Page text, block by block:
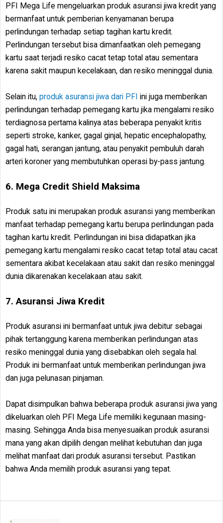
PFI Mega Life mengeluarkan produk asuransi jiwa kredit yang
bermanfaat untuk pemberian kenyamanan berupa
perlindungan terhadap setiap tagihan kartu kredit.
Perlindungan tersebut bisa dimanfaatkan oleh pemegang
kartu saat terjadi resiko cacat tetap total atau sementara
karena sakit maupun kecelakaan, dan resiko meninggal dunia.
Selain itu, produk asuransi jiwa dari PFI ini juga memberikan
perlindungan terhadap pemegang kartu jika mengalami resiko
terdiagnosa pertama kalinya atas beberapa penyakit kritis
seperti stroke, kanker, gagal ginjal, hepatic encephalopathy,
gagal hati, serangan jantung, atau penyakit pembuluh darah
arteri koroner yang membutuhkan operasi by-pass jantung.
6. Mega Credit Shield Maksima
Produk satu ini merupakan produk asuransi yang memberikan
manfaat terhadap pemegang kartu berupa perlindungan pada
tagihan kartu kredit. Perlindungan ini bisa didapatkan jika
pemegang kartu mengalami resiko cacat tetap total atau cacat
sementara akibat kecelakaan atau sakit dan resiko meninggal
dunia dikarenakan kecelakaan atau sakit.
7. Asuransi Jiwa Kredit
Produk asuransi ini bermanfaat untuk jiwa debitur sebagai
pihak tertanggung karena memberikan perlindungan atas
resiko meninggal dunia yang disebabkan oleh segala hal.
Produk ini bermanfaat untuk memberikan perlindungan jiwa
dan juga pelunasan pinjaman.
Dapat disimpulkan bahwa beberapa produk asuransi jiwa yang
dikeluarkan oleh PFI Mega Life memiliki kegunaan masing-
masing. Sehingga Anda bisa menyesuaikan produk asuransi
mana yang akan dipilih dengan melihat kebutuhan dan juga
melihat manfaat dari produk asuransi tersebut. Pastikan
bahwa Anda memilih produk asuransi yang tepat.